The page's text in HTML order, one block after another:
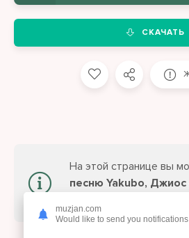
СКАЧАТЬ
На этой странице вы
песню Yakubo,
muzjan.com
Would like to send you notifications